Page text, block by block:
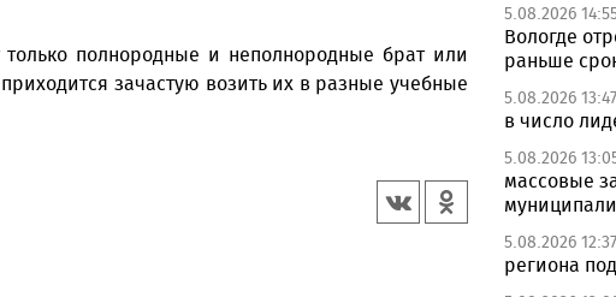
полнородные и неполнородные брат или
зачастую возить их в разные учебные
5.08.2026
Вологде
раньше
5.08.2026 13:47
в число
5.08.2026
массовые
5.08.2026 12:37
региона